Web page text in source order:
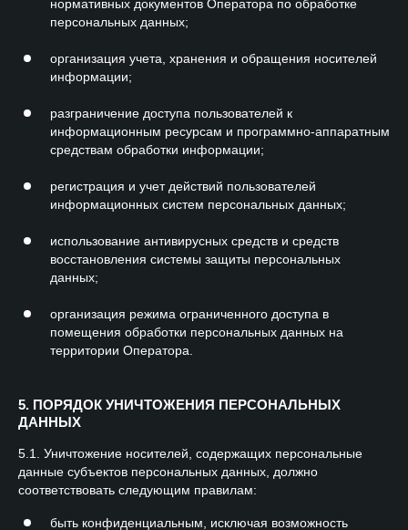
нормативных документов Оператора по обработке
персональных данных;
организация учета, хранения и обращения носителей
информации;
разграничение доступа пользователей к
информационным ресурсам и программно-аппаратным
средствам обработки информации;
регистрация и учет действий пользователей
информационных систем персональных данных;
использование антивирусных средств и средств
восстановления системы защиты персональных
данных;
организация режима ограниченного доступа в
помещения обработки персональных данных на
территории Оператора.
5. ПОРЯДОК УНИЧТОЖЕНИЯ ПЕРСОНАЛЬНЫХ
ДАННЫХ
5.1. Уничтожение носителей, содержащих персональные
данные субъектов персональных данных, должно
соответствовать следующим правилам:
быть конфиденциальным, исключая возможность